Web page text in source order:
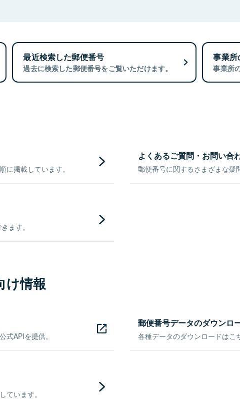
最近検索した郵便番号
過去に検索した郵便番号をご覧いただけます。
事業所
事業所
に掲載しています。
よくあるご質問・お問い合
郵便番号に関するさまざまな疑
ます。
け情報
式APIを提供。
郵便番号データのダウンロ
各種データのダウンロードはこ
ています。